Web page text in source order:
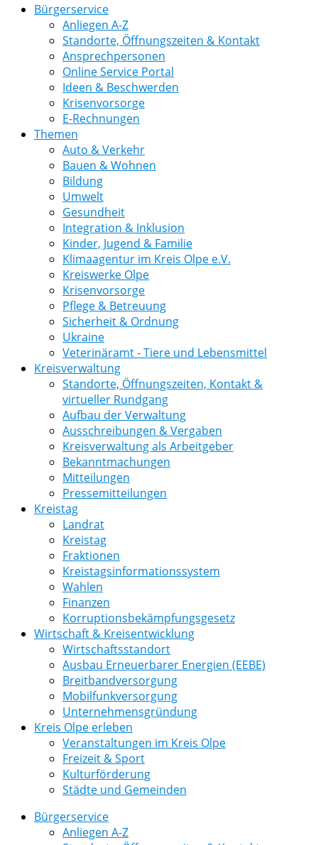
Bürgerservice
Anliegen A-Z
Standorte, Öffnungszeiten & Kontakt
Ansprechpersonen
Online Service Portal
Ideen & Beschwerden
Krisenvorsorge
E-Rechnungen
Themen
Auto & Verkehr
Bauen & Wohnen
Bildung
Umwelt
Gesundheit
Integration & Inklusion
Kinder, Jugend & Familie
Klimaagentur im Kreis Olpe e.V.
Kreiswerke Olpe
Krisenvorsorge
Pflege & Betreuung
Sicherheit & Ordnung
Ukraine
Veterinäramt - Tiere und Lebensmittel
Kreisverwaltung
Standorte, Öffnungszeiten, Kontakt &
virtueller Rundgang
Aufbau der Verwaltung
Ausschreibungen & Vergaben
Kreisverwaltung als Arbeitgeber
Bekanntmachungen
Mitteilungen
Pressemitteilungen
Kreistag
Landrat
Kreistag
Fraktionen
Kreistagsinformationssystem
Wahlen
Finanzen
Korruptionsbekämpfungsgesetz
Wirtschaft & Kreisentwicklung
Wirtschaftsstandort
Ausbau Erneuerbarer Energien (EEBE)
Breitbandversorgung
Mobilfunkversorgung
Unternehmensgründung
Kreis Olpe erleben
Veranstaltungen im Kreis Olpe
Freizeit & Sport
Kulturförderung
Städte und Gemeinden
Bürgerservice
Anliegen A-Z